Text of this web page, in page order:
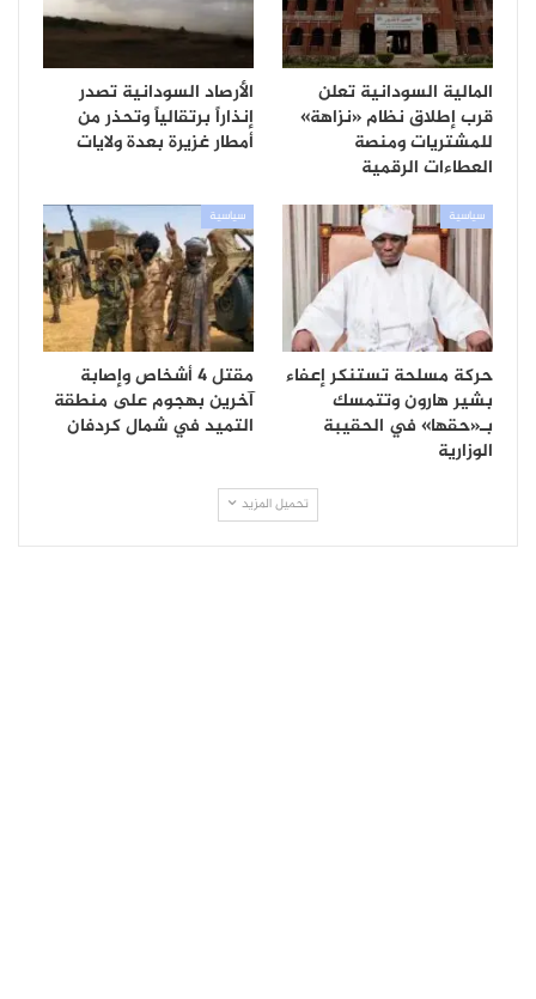
المالية السودانية تعلن
قرب إطلاق نظام «نزاهة»
للمشتريات ومنصة
العطاءات الرقمية
الأرصاد السودانية تصدر
إنذاراً برتقالياً وتحذر من
أمطار غزيرة بعدة ولايات
سياسية
حركة مسلحة تستنكر إعفاء
بشير هارون وتتمسك
بـ«حقها» في الحقيبة
الوزارية
سياسية
مقتل 4 أشخاص وإصابة
آخرين بهجوم على منطقة
التميد في شمال كردفان
تحميل المزيد